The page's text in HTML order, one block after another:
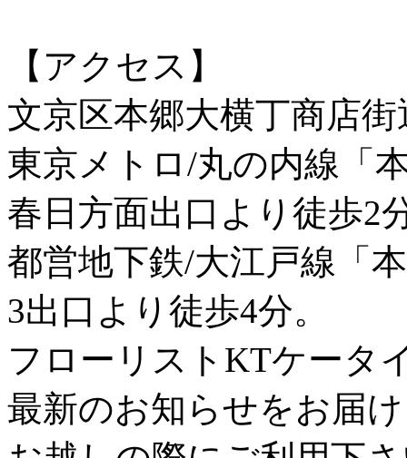
【アクセス】
文京区本郷大横丁商店
東京メトロ/丸の内線「
春日方面出口より徒歩2
都営地下鉄/大江戸線「
3出口より徒歩4分。
フローリストKTケータ
最新のお知らせをお届